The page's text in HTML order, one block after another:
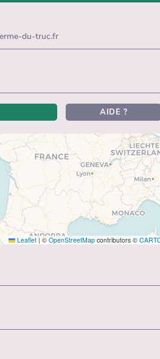
AIDE ?
Leaflet | © OpenStreetMapcontributors ©